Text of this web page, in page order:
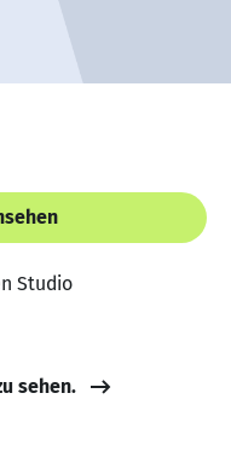
Studio
sehen.